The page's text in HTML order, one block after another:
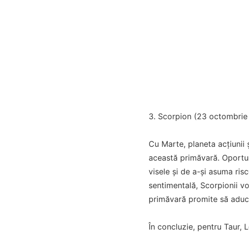
3. Scorpion (23 octombrie
Cu Marte, planeta acțiunii
această primăvară.
visele și de a-și asuma
sentimentală, Scorpionii
primăvară promite să
În concluzie, pentru Taur,